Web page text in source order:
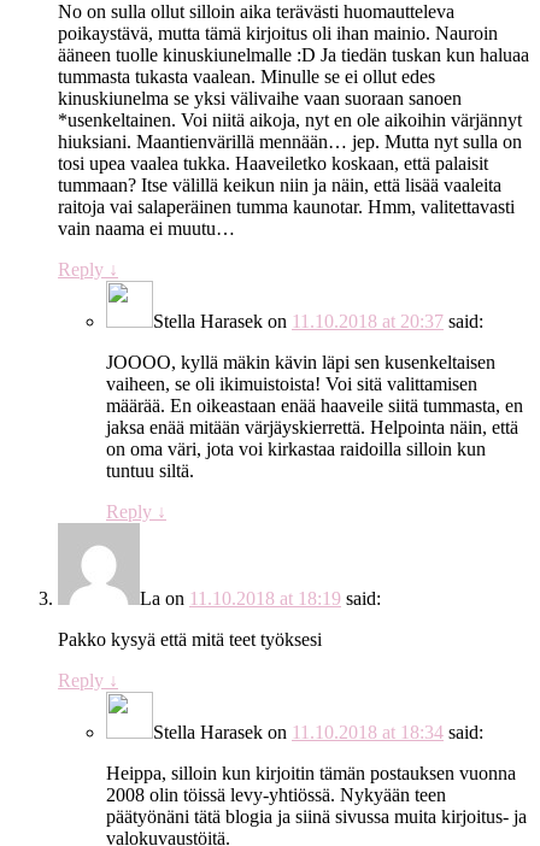
No on sulla ollut silloin aika terävästi huomautteleva
poikaystävä, mutta tämä kirjoitus oli ihan mainio. Nauroin
ääneen tuolle kinuskiunelmalle :D Ja tiedän tuskan kun haluaa
tummasta tukasta vaalean. Minulle se ei ollut edes
kinuskiunelma se yksi välivaihe vaan suoraan sanoen
*usenkeltainen. Voi niitä aikoja, nyt en ole aikoihin värjännyt
hiuksiani. Maantienvärillä mennään… jep. Mutta nyt sulla on
tosi upea vaalea tukka. Haaveiletko koskaan, että palaisit
tummaan? Itse välillä keikun niin ja näin, että lisää vaaleita
raitoja vai salaperäinen tumma kaunotar. Hmm, valitettavasti
vain naama ei muutu…
Reply ↓
Stella Harasek on 11.10.2018 at 20:37 said:
JOOOO, kyllä mäkin kävin läpi sen kusenkeltaisen
vaiheen, se oli ikimuistoista! Voi sitä valittamisen
määrää. En oikeastaan enää haaveile siitä tummasta, en
jaksa enää mitään värjäyskierrettä. Helpointa näin, että
on oma väri, jota voi kirkastaa raidoilla silloin kun
tuntuu siltä.
Reply ↓
La on 11.10.2018 at 18:19 said:
Pakko kysyä että mitä teet työksesi
Reply ↓
Stella Harasek on 11.10.2018 at 18:34 said:
Heippa, silloin kun kirjoitin tämän postauksen vuonna
2008 olin töissä levy-yhtiössä. Nykyään teen
päätyönäni tätä blogia ja siinä sivussa muita kirjoitus- ja
valokuvaustöitä.